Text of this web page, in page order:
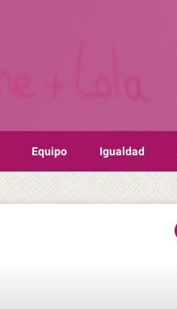
Equipo Igualdad